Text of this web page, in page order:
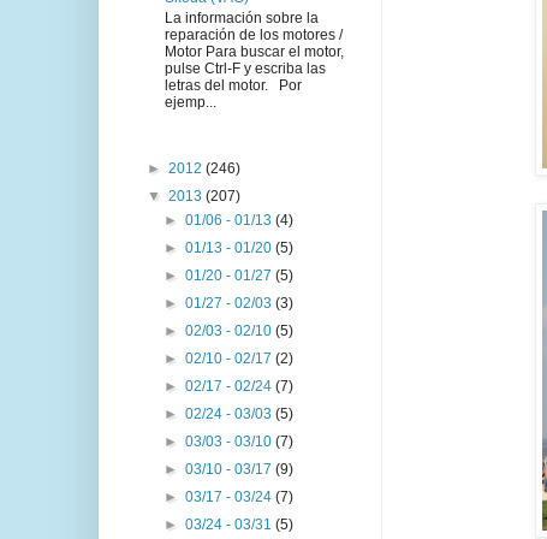
La información sobre la
reparación de los motores /
Motor Para buscar el motor,
pulse Ctrl-F y escriba las
letras del motor. Por
ejemp...
► 2012 (246)
▼ 2013 (207)
►01/06 - 01/13(4)
►01/13 - 01/20(5)
►01/20 - 01/27(5)
►01/27 - 02/03(3)
►02/03 - 02/10(5)
►02/10 - 02/17(2)
►02/17 - 02/24(7)
►02/24 - 03/03(5)
►03/03 - 03/10(7)
►03/10 - 03/17(9)
►03/17 - 03/24(7)
►03/24 - 03/31(5)